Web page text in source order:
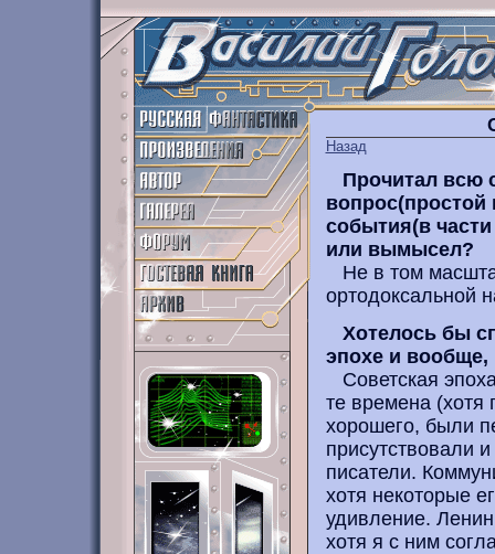
Назад
Прочитал всю
события(в
или вымысел?
Не в том
ортодоксальной
Хотелось бы
эпохе и вообще,
Советская
те времена (хотя
хорошего, были
присутствовали
писатели.
хотя некоторые
удивление.
хотя я с ним